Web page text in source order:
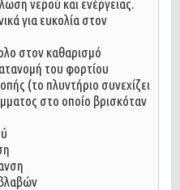
νερού και ενέργειας.
για ευκολία στον
στον καθαρισμό
του φορτίου
(το πλυντήριο συνεχίζει
στο οποίο βρισκόταν